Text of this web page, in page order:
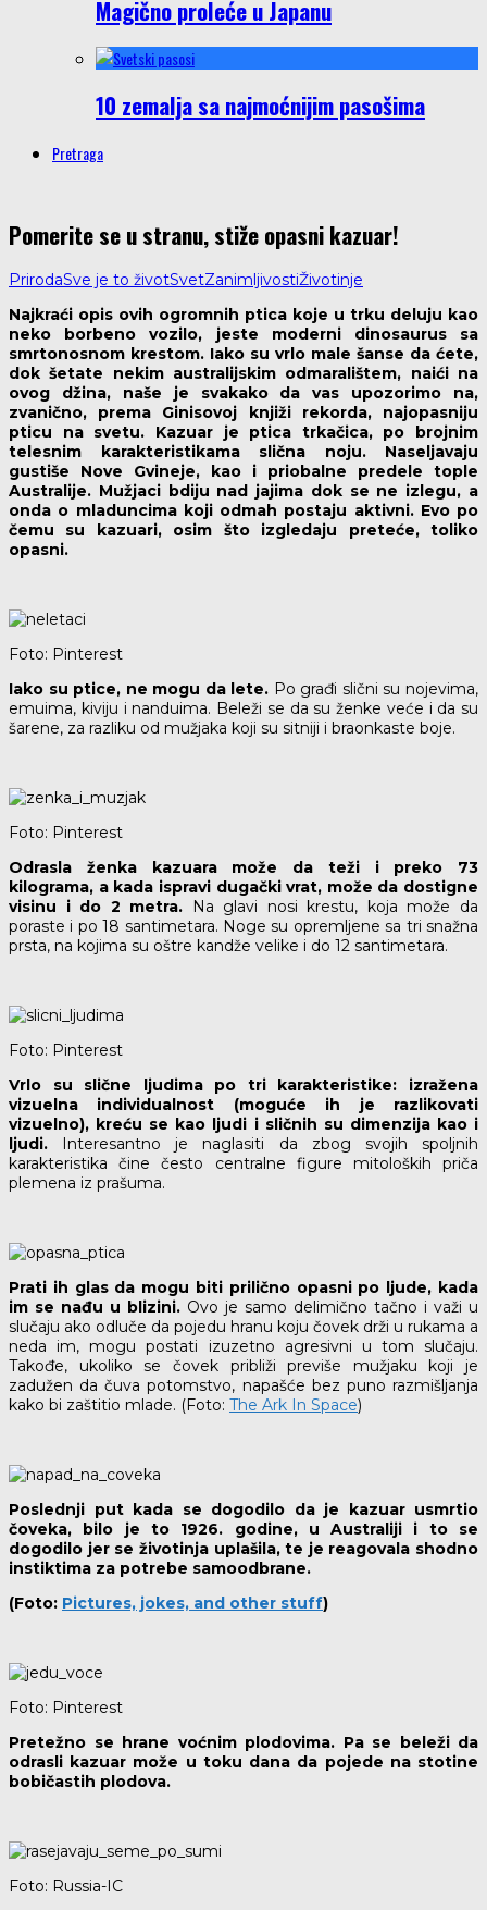
Magično proleće u Japanu
10 zemalja sa najmoćnijim pasošima
Pretraga
Pomerite se u stranu, stiže opasni kazuar!
PrirodaSve je to životSvetZanimljivostiŽivotinje
Najkraći opis ovih ogromnih ptica koje u trku deluju kao
neko borbeno vozilo, jeste moderni dinosaurus sa
smrtonosnom krestom. Iako su vrlo male šanse da ćete,
dok šetate nekim australijskim odmaralištem, naići na
ovog džina, naše je svakako da vas upozorimo na,
zvanično, prema Ginisovoj knjiži rekorda, najopasniju
pticu na svetu. Kazuar je ptica trkačica, po brojnim
telesnim karakteristikama slična noju. Naseljavaju
gustiše Nove Gvineje, kao i priobalne predele tople
Australije. Mužjaci bdiju nad jajima dok se ne izlegu, a
onda o mladuncima koji odmah postaju aktivni. Evo po
čemu su kazuari, osim što izgledaju preteće, toliko
opasni.
Foto: Pinterest
Iako su ptice, ne mogu da lete. Po građi slični su nojevima,
emuima, kiviju i nanduima. Beleži se da su ženke veće i da su
šarene, za razliku od mužjaka koji su sitniji i braonkaste boje.
Foto: Pinterest
Odrasla ženka kazuara može da teži i preko 73
kilograma, a kada ispravi dugački vrat, može da dostigne
visinu i do 2 metra.
Na glavi nosi krestu, koja može da
poraste i po 18 santimetara. Noge su opremljene sa tri snažna
prsta, na kojima su oštre kandže velike i do 12 santimetara.
Foto: Pinterest
Vrlo su slične ljudima po tri karakteristike: izražena
vizuelna individualnost (moguće ih je razlikovati
vizuelno), kreću se kao ljudi i sličnih su dimenzija kao i
ljudi.
Interesantno je naglasiti da zbog svojih spoljnih
karakteristika čine često centralne figure mitoloških priča
plemena iz prašuma.
Prati ih glas da mogu biti prilično opasni po ljude, kada
im se nađu u blizini. Ovo je samo delimično tačno i važi u
slučaju ako odluče da pojedu hranu koju čovek drži u rukama a
neda im, mogu postati izuzetno agresivni u tom slučaju.
Takođe, ukoliko se čovek približi previše mužjaku koji je
zadužen da čuva potomstvo, napašće bez puno razmišljanja
kako bi zaštitio mlade. (Foto: The Ark In Space)
Poslednji put kada se dogodilo da je kazuar usmrtio
čoveka, bilo je to 1926. godine, u Australiji i to se
dogodilo jer se životinja uplašila, te je reagovala shodno
instiktima za potrebe samoodbrane.
(Foto: Pictures, jokes, and other stuff)
Foto: Pinterest
Pretežno se hrane voćnim plodovima. Pa se beleži da
odrasli kazuar može u toku dana da pojede na stotine
bobičastih plodova.
Foto: Russia-IC